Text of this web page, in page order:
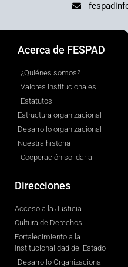
Acerca de FESPAD
¿Quiénes somos?
Valores institucionales
Estatutos
Estructura organizacional
Desarrollo organizacional
Nuestra historia
Cooperación solidaria
Direcciones
Acceso a la Justicia
Cultura de Derechos
Fortalecimiento a la
Institucionalidad del Estado
Desarrollo Organizacional